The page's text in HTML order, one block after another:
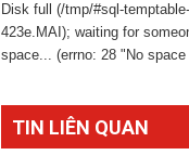
Disk full (/tmp/#sql-
423e.MAI); waiting for
space... (errno: 28 "No
TIN LIÊN QUAN